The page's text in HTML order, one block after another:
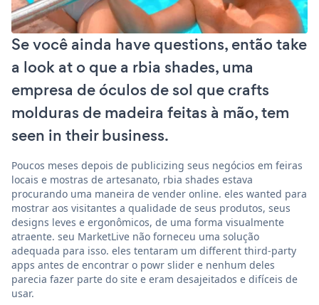
Se você ainda have questions, então take
a look at o que a rbia shades, uma
empresa de óculos de sol que crafts
molduras de madeira feitas à mão, tem
seen in their business.
Poucos meses depois de publicizing seus negócios em feiras
locais e mostras de artesanato, rbia shades estava
procurando uma maneira de vender online. eles wanted para
mostrar aos visitantes a qualidade de seus produtos, seus
designs leves e ergonômicos, de uma forma visualmente
atraente. seu MarketLive não forneceu uma solução
adequada para isso. eles tentaram um different third-party
apps antes de encontrar o powr slider e nenhum deles
parecia fazer parte do site e eram desajeitados e difíceis de
usar.